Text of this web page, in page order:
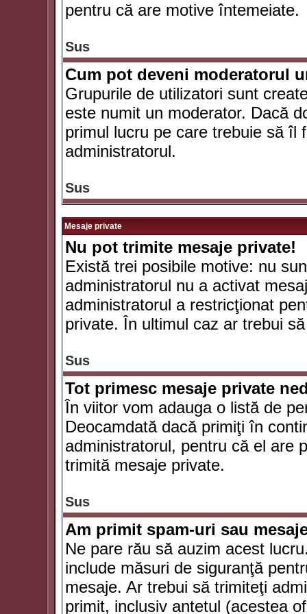
pentru că are motive întemeiate.
Sus
Cum pot deveni moderatorul
Grupurile de utilizatori sunt
este numit un moderator. Dacă
primul lucru pe care trebuie să îl
administratorul.
Sus
Mesaje private
Nu pot trimite mesaje private!
Există trei posibile motive: nu
administratorul nu a activat
administratorul a restricţionat
private. În ultimul caz ar trebui
Sus
Tot primesc mesaje private
În viitor vom adauga o listă de
Deocamdată dacă primiţi în
administratorul, pentru că el are
trimită mesaje private.
Sus
Am primit spam-uri sau
Ne pare rău să auzim acest
include măsuri de siguranţă
mesaje. Ar trebui să trimiteţi
primit, inclusiv antetul (acestea